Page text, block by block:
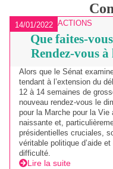
14/01/2022 ACTIONS
Que faites-
Rendez-vous
Alors que le Sénat
tendant à l’extension du
12 à 14 semaines de
nouveau rendez-vous le
pour la Marche pour la
naissante et,
présidentielles cruciales,
véritable politique d’aide
difficulté.
Lire la suite